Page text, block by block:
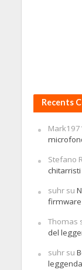
Recents
Stefano
suhrsu
firmware
Thomas
del
suhrsu